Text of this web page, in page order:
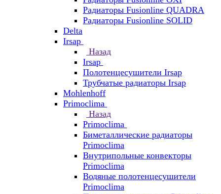
Радиаторы Fusionline QUADRA
Радиаторы Fusionline SOLID
Delta
Irsap
Назад
Irsap
Полотенцесушители Irsap
Трубчатые радиаторы Irsap
Mohlenhoff
Primoclima
Назад
Primoclima
Биметаллические радиаторы
Primoclima
Внутрипольные конвекторы
Primoclima
Водяные полотенцесушители
Primoclima